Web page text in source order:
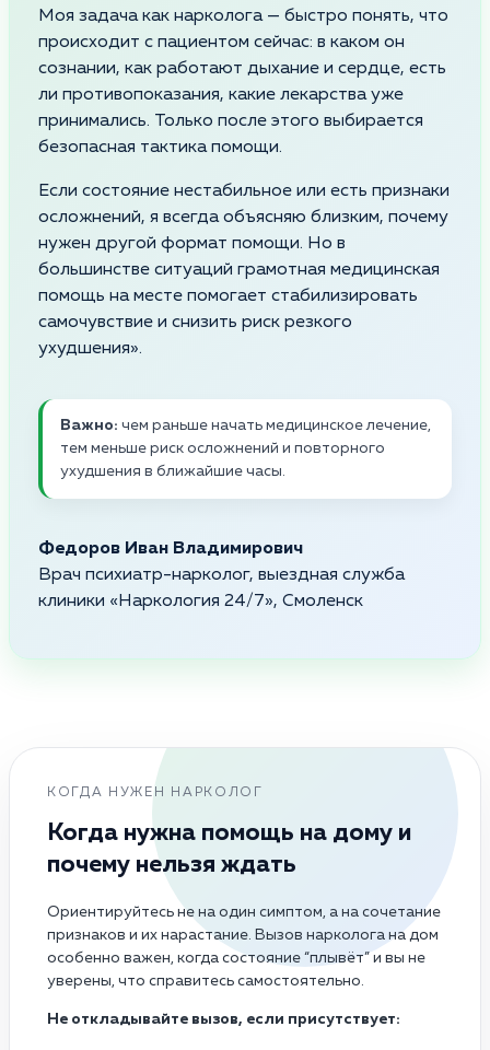
Моя задача как нарколога — быстро понять, что
происходит с пациентом сейчас: в каком он
сознании, как работают дыхание и сердце, есть
ли противопоказания, какие лекарства уже
принимались. Только после этого выбирается
безопасная тактика помощи.
Если состояние нестабильное или есть признаки
осложнений, я всегда объясняю близким, почему
нужен другой формат помощи. Но в
большинстве ситуаций грамотная медицинская
помощь на месте помогает стабилизировать
самочувствие и снизить риск резкого
ухудшения».
Важно: чем раньше начать медицинское лечение,
тем меньше риск осложнений и повторного
ухудшения в ближайшие часы.
Федоров Иван Владимирович
Врач психиатр-нарколог, выездная служба
клиники «Наркология 24/7», Смоленск
КОГДА НУЖЕН НАРКОЛОГ
Когда нужна помощь на дому и
почему нельзя ждать
Ориентируйтесь не на один симптом, а на сочетание
признаков и их нарастание. Вызов нарколога на дом
особенно важен, когда состояние “плывёт” и вы не
уверены, что справитесь самостоятельно.
Не откладывайте вызов, если присутствует: